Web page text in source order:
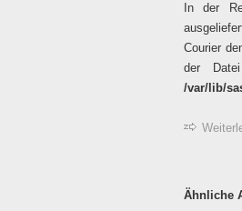
In der
Courier
der
/var/lib/
Ähnliche